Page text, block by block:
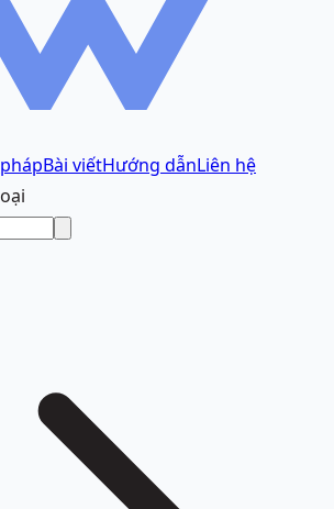
Bài viếtHướng dẫnLiên hệ